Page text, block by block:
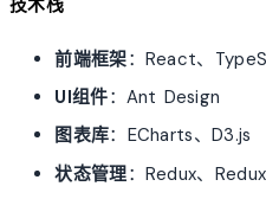
前端框架：React、
UI组件：Ant Design
图表库：ECharts、D3.js
状态管理：Redux、